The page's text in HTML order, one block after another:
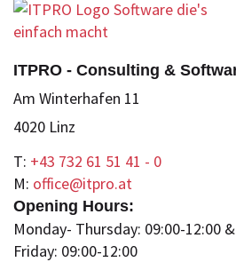
ITPRO - Consulting &
Am Winterhafen 11
4020 Linz
T: +43 732 61 51 41 - 0
M: office@itpro.at
Opening Hours:
Monday- Thursday: 09:00-12:00
Friday: 09:00-12:00